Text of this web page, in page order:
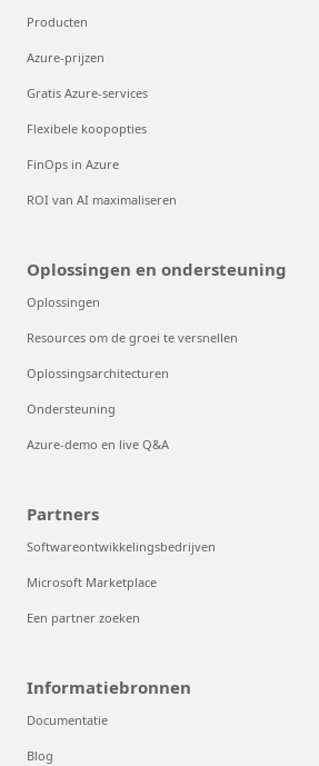
Producten
Azure-prijzen
Gratis Azure-services
Flexibele koopopties
FinOps in Azure
ROI van AI maximaliseren
Oplossingen en ondersteuning
Oplossingen
Resources om de groei te versnellen
Oplossingsarchitecturen
Ondersteuning
Azure-demo en live Q&A
Partners
Softwareontwikkelingsbedrijven
Microsoft Marketplace
Een partner zoeken
Informatiebronnen
Documentatie
Blog